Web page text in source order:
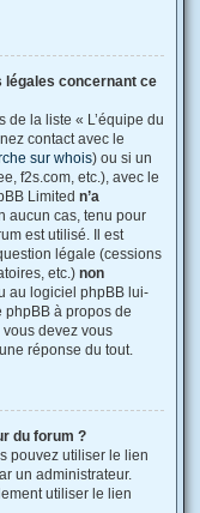
légales concernant ce
de la liste « L’équipe du
contact avec le
sur whois) ou si un
f2s.com, etc.), avec le
Limited n’a
aucun cas, tenu pour
est utilisé. Il est
légale (cessions
etc.) non
au logiciel phpBB lui-
phpBB à propos de
devez vous
réponse du tout.
du forum ?
pouvez utiliser le lien
un administrateur.
utiliser le lien